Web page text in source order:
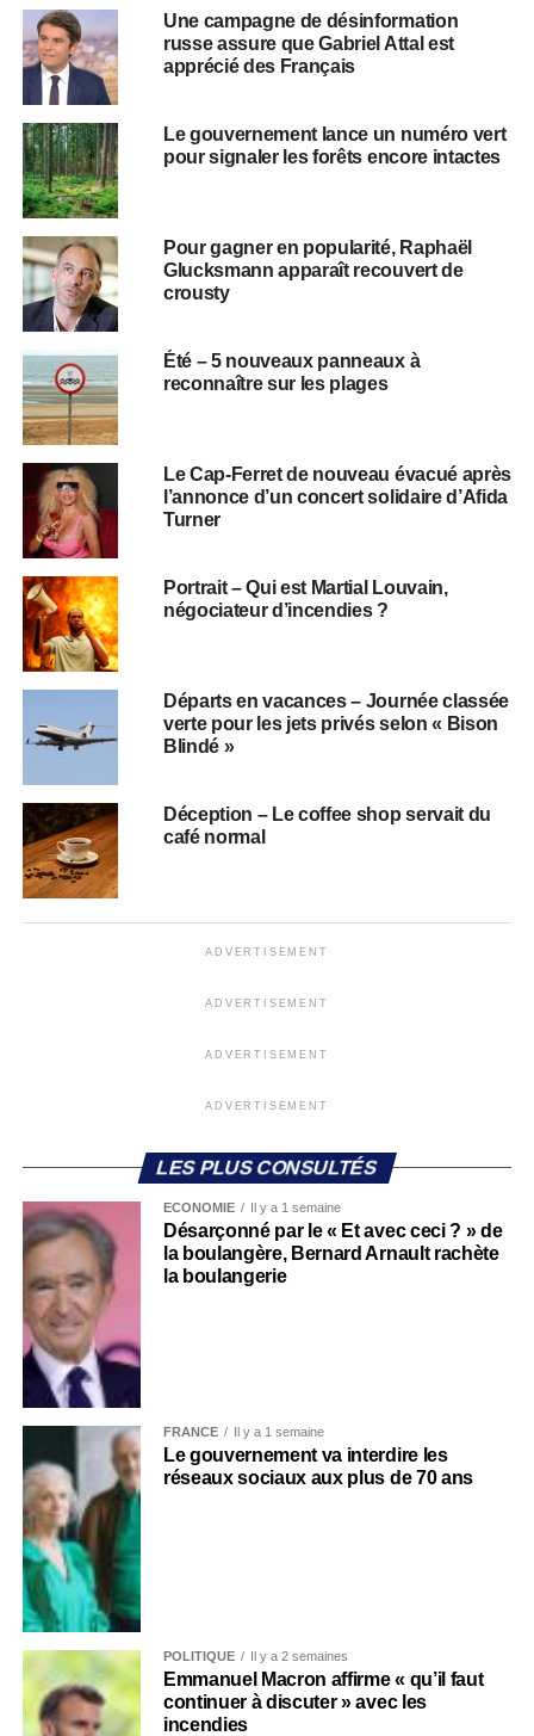
Une campagne de désinformation
russe assure que Gabriel Attal est
apprécié des Français
Le gouvernement lance un numéro vert
pour signaler les forêts encore intactes
Pour gagner en popularité, Raphaël
Glucksmann apparaît recouvert de
crousty
Été – 5 nouveaux panneaux à
reconnaître sur les plages
Le Cap-Ferret de nouveau évacué après
l’annonce d’un concert solidaire d’Afida
Turner
Portrait – Qui est Martial Louvain,
négociateur d’incendies ?
Départs en vacances – Journée classée
verte pour les jets privés selon « Bison
Blindé »
Déception – Le coffee shop servait du
café normal
ADVERTISEMENT
ADVERTISEMENT
ADVERTISEMENT
ADVERTISEMENT
LES PLUS CONSULTÉS
ECONOMIE Il y a 1 semaine
Désarçonné par le « Et avec ceci ? » de
la boulangère, Bernard Arnault rachète
la boulangerie
FRANCE Il y a 1 semaine
Le gouvernement va interdire les
réseaux sociaux aux plus de 70 ans
POLITIQUE Il y a 2 semaines
Emmanuel Macron affirme « qu’il faut
continuer à discuter » avec les
incendies